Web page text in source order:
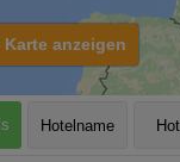
anzeigen
Hotelname